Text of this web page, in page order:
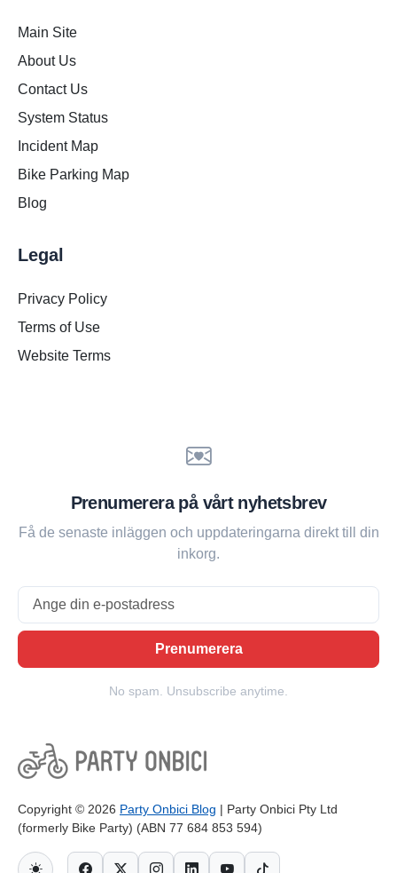
Main Site
About Us
Contact Us
System Status
Incident Map
Bike Parking Map
Blog
Legal
Privacy Policy
Terms of Use
Website Terms
Prenumerera på vårt nyhetsbrev
Få de senaste inläggen och uppdateringarna direkt till din
inkorg.
Prenumerera
No spam. Unsubscribe anytime.
Copyright © 2026 Party Onbici Blog | Party Onbici Pty Ltd
(formerly Bike Party) (ABN 77 684 853 594)